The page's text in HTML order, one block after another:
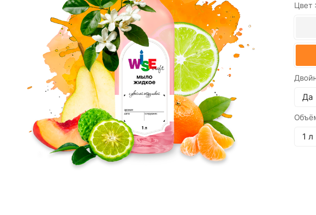
Цвет :
Да
1 л